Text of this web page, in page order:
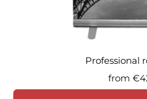
en eventos y ferias con
calidad. Ya sea que
único o desees invertir
ayudarte a destacar y
y lleva tu marketing al
Professional
from